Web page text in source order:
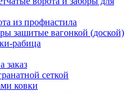
из профнастила
зашитые вагонкой (доской)
рабица
заказ
сеткой
ковки